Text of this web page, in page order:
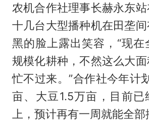
农机合作社理事长赫永东
十几台大型播种机在田垄
黑的脸上露出笑容，“现在
规模化耕种，不然这么大
忙不过来。”合作社今年计
亩、大豆1.5万亩，目前已
上，预计再有一周就能全部